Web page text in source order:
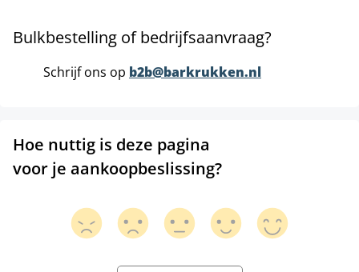
Bulkbestelling of bedrijfsaanvraag?
Schrijf ons op b2b@barkrukken.nl
Hoe nuttig is deze pagina
voor je aankoopbeslissing?